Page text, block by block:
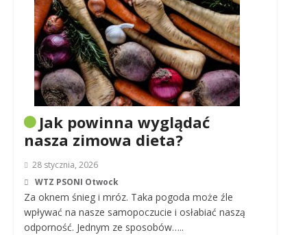
Jak powinna wyglądać
nasza zimowa dieta?
28 stycznia, 2026
WTZ PSONI Otwock
Za oknem śnieg i mróz. Taka pogoda może źle
wpływać na nasze samopoczucie i osłabiać naszą
odporność. Jednym ze sposobów…..